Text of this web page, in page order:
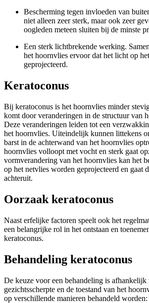
Bescherming tegen invloeden van
niet alleen zeer sterk, maar ook zeer
oogleden meteen sluiten bij de minste
Een sterk lichtbrekende werking.
het hoornvlies ervoor dat het licht op
geprojecteerd.
Keratoconus
Bij keratoconus is het hoornvlies minder
komt door veranderingen in de structuur van
Deze veranderingen leiden tot een
het hoornvlies. Uiteindelijk kunnen littekens
barst in de achterwand van het hoornvlies
hoornvlies volloopt met vocht en sterk gaat
vormverandering van het hoornvlies kan het
op het netvlies worden geprojecteerd en gaat
achteruit.
Oorzaak keratoconus
Naast erfelijke factoren speelt ook het
een belangrijke rol in het ontstaan en
keratoconus.
Behandeling keratoconus
De keuze voor een behandeling is afhankelijk
gezichtsscherpte en de toestand van het
op verschillende manieren behandeld worden: